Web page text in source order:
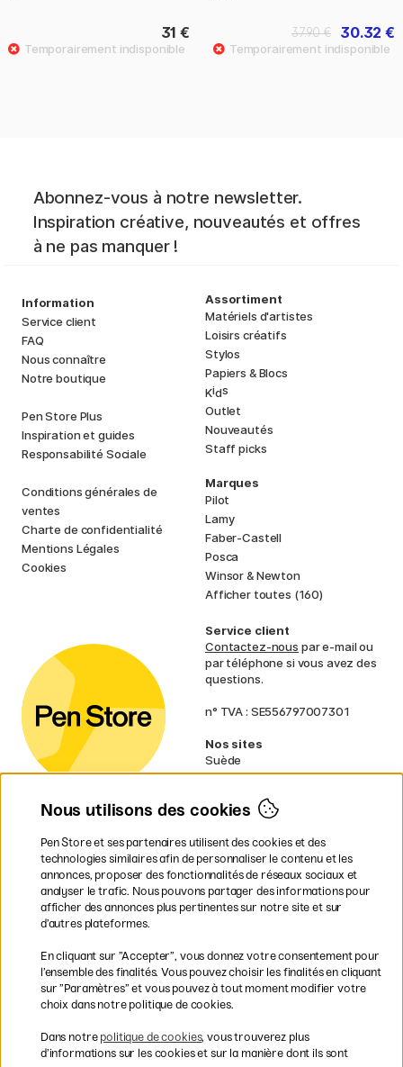
31 € 30.32 €
37.90 €
Abonnez-vous à notre newsletter.
Inspiration créative, nouveautés et offres
à ne pas manquer !
Information
Service client
FAQ
Nous connaître
Notre boutique
Pen Store Plus
Inspiration et guides
Responsabilité Sociale
Conditions générales de
ventes
Charte de confidentialité
Mentions Légales
Cookies
Assortiment
Matériels d'artistes
Loisirs créatifs
Stylos
Papiers & Blocs
Kids
Outlet
Nouveautés
Staff picks
Marques
Pilot
Lamy
Faber-Castell
Posca
Winsor & Newton
Afficher toutes (160)
Service client
Contactez-nous par e-mail ou
par téléphone si vous avez des
questions.
n° TVA : SE556797007301
Nos sites
Suède
Norvège
Finlande
Irlande
Pays-Bas
Royaume-Uni
UE
volumineux.
Les modes de paiement
Nous utilisons des cookies
Pen Store et ses partenaires utilisent des cookies et des
technologies similaires afin de personnaliser le contenu et les
annonces, proposer des fonctionnalités de réseaux sociaux et
analyser le trafic. Nous pouvons partager des informations pour
afficher des annonces plus pertinentes sur notre site et sur
d’autres plateformes.
En cliquant sur ”Accepter”, vous donnez votre consentement pour
l’ensemble des finalités. Vous pouvez choisir les finalités en cliquant
sur ”Paramètres” et vous pouvez à tout moment modifier votre
choix dans notre politique de cookies.
Dans notre politique de cookies, vous trouverez plus
d’informations sur les cookies et sur la manière dont ils sont